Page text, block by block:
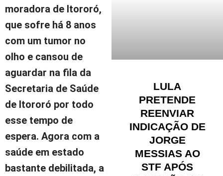
moradora de Itororó,
que sofre há 8 anos
com um tumor no
olho e cansou de
aguardar na fila da
Secretaria de Saúde
de Itororó por todo
esse tempo de
espera. Agora com a
saúde em estado
bastante debilitada, a
LULA
PRETENDE
REENVIAR
INDICAÇÃO DE
JORGE
MESSIAS AO
STF APÓS